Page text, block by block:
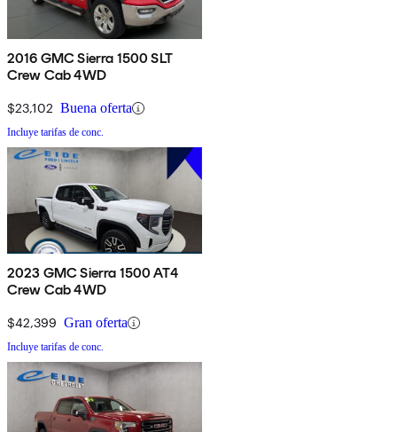
2016 GMC Sierra 1500 SLT
Crew Cab 4WD
$23,102 Buena oferta
Incluye tarifas de conc.
2023 GMC Sierra 1500 AT4
Crew Cab 4WD
$42,399 Gran oferta
Incluye tarifas de conc.